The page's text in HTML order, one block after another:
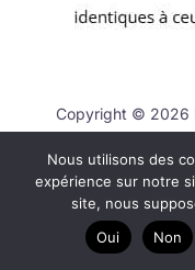
Copyright © 2026
Nous utilisons des
expérience sur notre
site, nous
Oui
Non